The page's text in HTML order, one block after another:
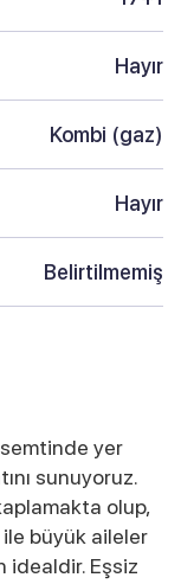
Hayır
Kombi (gaz)
Hayır
Belirtilmemiş
yer
sunuyoruz.
olup,
ile büyük aileler
idealdir. Eşsiz